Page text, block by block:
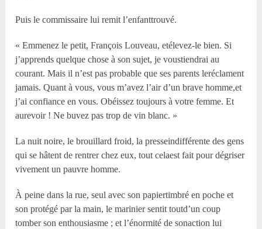
Puis le commissaire lui remit l’enfanttrouvé.
« Emmenez le petit, François Louveau, etélevez-le bien. Si
j’apprends quelque chose à son sujet, je voustiendrai au
courant. Mais il n’est pas probable que ses parents leréclament
jamais. Quant à vous, vous m’avez l’air d’un brave homme,et
j’ai confiance en vous. Obéissez toujours à votre femme. Et
aurevoir ! Ne buvez pas trop de vin blanc. »
La nuit noire, le brouillard froid, la presseindifférente des gens
qui se hâtent de rentrer chez eux, tout celaest fait pour dégriser
vivement un pauvre homme.
À peine dans la rue, seul avec son papiertimbré en poche et
son protégé par la main, le marinier sentit toutd’un coup
tomber son enthousiasme ; et l’énormité de sonaction lui